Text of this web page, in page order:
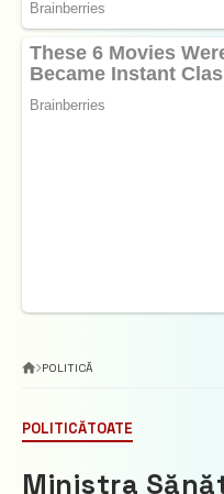
POLITICĂ
POLITICĂTOATE
Ministra